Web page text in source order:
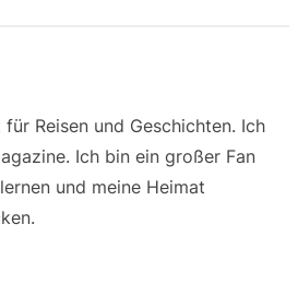
Reisen und Geschichten. Ich
Ich bin ein großer Fan
und meine Heimat